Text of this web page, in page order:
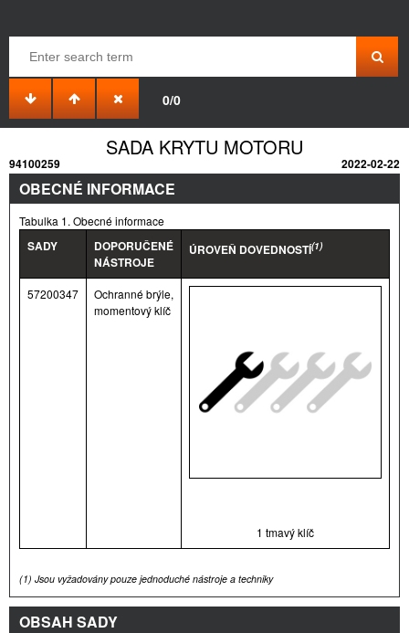
0/0
SADA KRYTU MOTORU
94100259 2022-02-22
OBECNÉ INFORMACE
Tabulka 1. Obecné informace
SADY
DOPORUČENÉ
NÁSTROJE
ÚROVEŇ DOVEDNOSTÍ(1)
57200347
Ochranné brýle,
momentový klíč
1 tmavý klíč
(1) Jsou vyžadovány pouze jednoduché nástroje a techniky
OBSAH SADY